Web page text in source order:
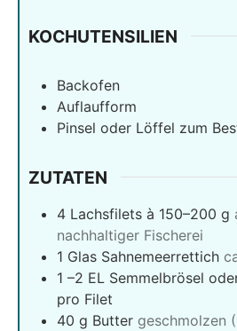
KOCHUTENSILIEN
Backofen
Auflaufform
Pinsel oder Löffel zum
ZUTATEN
4 Lachsfilets à 150–200 g
nachhaltiger Fischerei
1 Glas Sahnemeerrettich
1 –2 EL Semmelbrösel
pro Filet
40 g Butter geschmolzen